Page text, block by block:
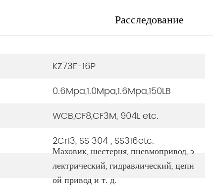
Расследование
KZ73F-16P
0.6Mpa,1.0Mpa,1.6Mpa,150LB
WCB,CF8,CF3M, 904L etc.
2Cr13, SS 304 , SS316etc.
Маховик, шестерня, пневмопривод, э
лектрический, гидравлический, цепн
ой привод и т. д.